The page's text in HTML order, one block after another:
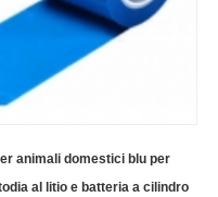
animali domestici blu per
al litio e batteria a cilindro